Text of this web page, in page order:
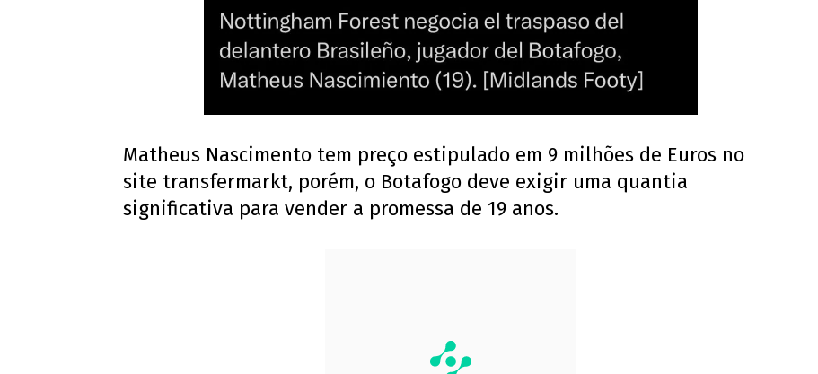
Matheus Nascimento tem preço estipulado em 9 milhões de Euros no
site transfermarkt, porém, o Botafogo deve exigir uma quantia
significativa para vender a promessa de 19 anos.